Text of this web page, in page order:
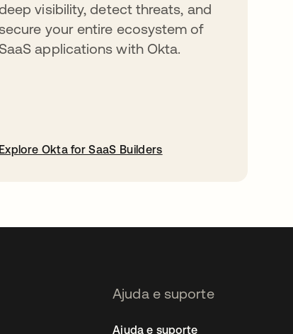
visibility, detect threats, and
secure your entire ecosystem of
SaaS applications with Okta.
Explore Okta for SaaS Builders
Ajuda e suporte
Ajuda e suporte